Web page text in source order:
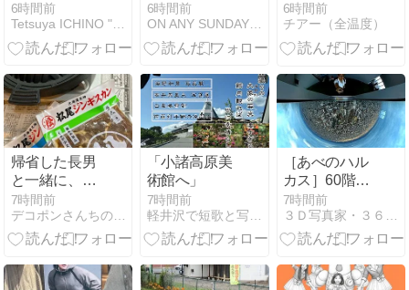
6時間前
Tetsuya ICHINO " M o m e n t "
6時間前
ON ANY SUNDAY 2.............
6時間前
チアー（全温度）
帰省した長男
と一緒に、野
菜たっぷりジ
ンギスカン鍋
2026
7時間前
デコポンさんちの家族日記
「小諸高原美
術館へ」
7時間前
［あべのハル
カス］60階か
らの東側の景
色（2026年7
月7日その２
影）
7時間前